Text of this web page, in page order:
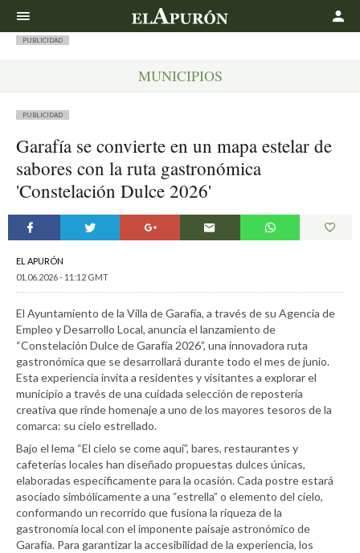
PUBLICIDAD
MUNICIPIOS
PUBLICIDAD
Garafía se convierte en un mapa estelar de
sabores con la ruta gastronómica
'Constelación Dulce 2026'
EL APURÓN
01.06.2026 - 11:12 GMT
El Ayuntamiento de la Villa de Garafía, a través de su Agencia de
Empleo y Desarrollo Local, anuncia el lanzamiento de
“Constelación Dulce de Garafía 2026”, una innovadora ruta
gastronómica que se desarrollará durante todo el mes de junio.
Esta experiencia invita a residentes y visitantes a explorar el
municipio a través de una cuidada selección de repostería
creativa que rinde homenaje a uno de los mayores tesoros de la
comarca: su cielo estrellado.
Bajo el lema “El cielo se come aquí”, bares, restaurantes y
cafeterías locales han diseñado propuestas dulces únicas,
elaboradas específicamente para la ocasión. Cada postre estará
asociado simbólicamente a una “estrella” o elemento del cielo,
conformando un recorrido que fusiona la riqueza de la
gastronomía local con el imponente paisaje astronómico de
Garafía. Para garantizar la accesibilidad de la experiencia, los